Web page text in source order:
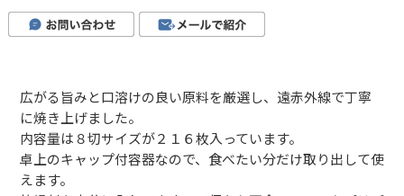
広がる旨みと口溶けの良い原料を厳選し、遠赤外線で丁寧
に焼き上げました。
内容量は８切サイズが２１６枚入っています。
卓上のキャップ付容器なので、食べたい分だけ取り出して使
えます。